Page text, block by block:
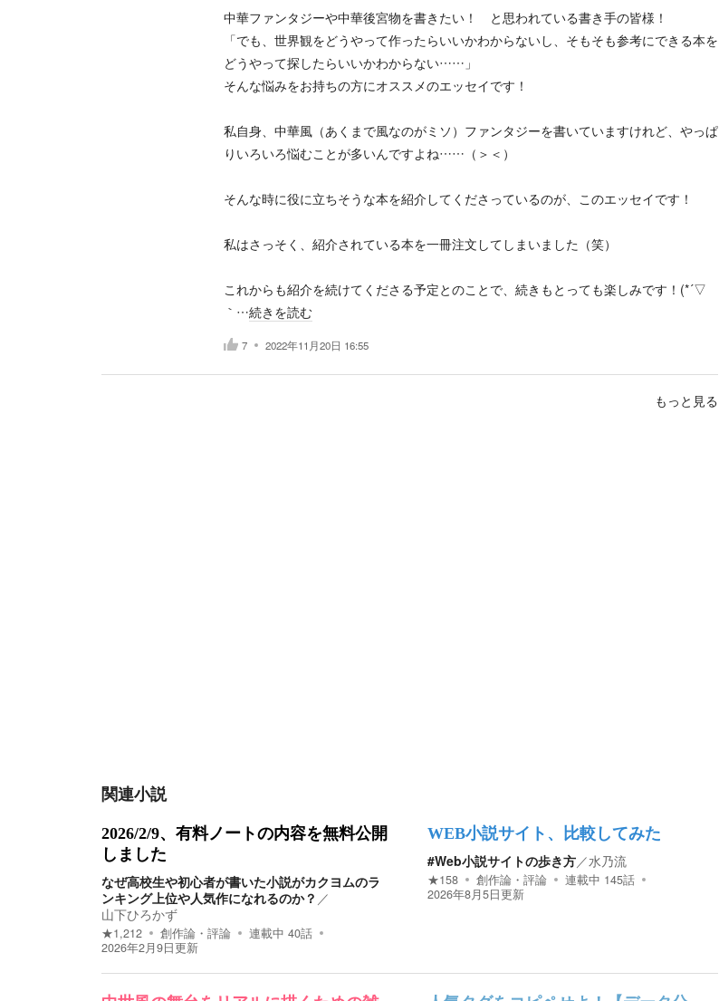
中華ファンタジーや中華後宮物を書きたい！ と思われている書き手の皆様！
「でも、世界観をどうやって作ったらいいかわからないし、そもそも参考にできる本を
どうやって探したらいいかわからない……」
そんな悩みをお持ちの方にオススメのエッセイです！
私自身、中華風（あくまで風なのがミソ）ファンタジーを書いていますけれど、やっぱ
りいろいろ悩むことが多いんですよね……（＞＜）
そんな時に役に立ちそうな本を紹介してくださっているのが、このエッセイです！
私はさっそく、紹介されている本を一冊注文してしまいました（笑）
これからも紹介を続けてくださる予定とのことで、続きもとっても楽しみです！(*´▽
｀…続きを読む
7 2022年11月20日 16:55
もっと見る
関連小説
2026/2/9、有料ノートの内容を無料公開
しました
なぜ高校生や初心者が書いた小説がカクヨムのラ
ンキング上位や人気作になれるのか？ ／
山下ひろかず
★1,212 創作論・評論 連載中 40話
2026年2月9日更新
WEB小説サイト、比較してみた
#Web小説サイトの歩き方／水乃流
★158 創作論・評論 連載中 145話
2026年8月5日更新